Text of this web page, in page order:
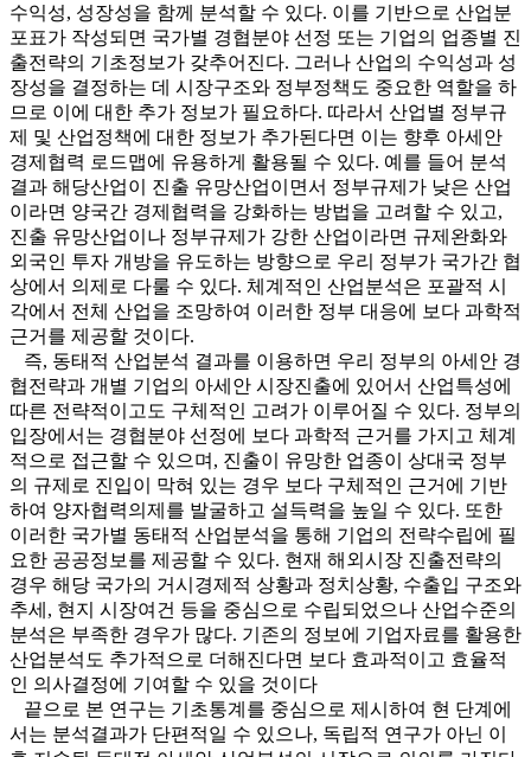
수익성, 성장성을 함께 분석할 수 있다. 이를 기반으로 산업분
포표가 작성되면 국가별 경협분야 선정 또는 기업의 업종별 진
출전략의 기초정보가 갖추어진다. 그러나 산업의 수익성과 성
장성을 결정하는 데 시장구조와 정부정책도 중요한 역할을 하
므로 이에 대한 추가 정보가 필요하다. 따라서 산업별 정부규
제 및 산업정책에 대한 정보가 추가된다면 이는 향후 아세안
경제협력 로드맵에 유용하게 활용될 수 있다. 예를 들어 분석
결과 해당산업이 진출 유망산업이면서 정부규제가 낮은 산업
이라면 양국간 경제협력을 강화하는 방법을 고려할 수 있고,
진출 유망산업이나 정부규제가 강한 산업이라면 규제완화와
외국인 투자 개방을 유도하는 방향으로 우리 정부가 국가간 협
상에서 의제로 다룰 수 있다. 체계적인 산업분석은 포괄적 시
각에서 전체 산업을 조망하여 이러한 정부 대응에 보다 과학적
근거를 제공할 것이다.
즉, 동태적 산업분석 결과를 이용하면 우리 정부의 아세안 경
협전략과 개별 기업의 아세안 시장진출에 있어서 산업특성에
따른 전략적이고도 구체적인 고려가 이루어질 수 있다. 정부의
입장에서는 경협분야 선정에 보다 과학적 근거를 가지고 체계
적으로 접근할 수 있으며, 진출이 유망한 업종이 상대국 정부
의 규제로 진입이 막혀 있는 경우 보다 구체적인 근거에 기반
하여 양자협력의제를 발굴하고 설득력을 높일 수 있다. 또한
이러한 국가별 동태적 산업분석을 통해 기업의 전략수립에 필
요한 공공정보를 제공할 수 있다. 현재 해외시장 진출전략의
경우 해당 국가의 거시경제적 상황과 정치상황, 수출입 구조와
추세, 현지 시장여건 등을 중심으로 수립되었으나 산업수준의
분석은 부족한 경우가 많다. 기존의 정보에 기업자료를 활용한
산업분석도 추가적으로 더해진다면 보다 효과적이고 효율적
인 의사결정에 기여할 수 있을 것이다
끝으로 본 연구는 기초통계를 중심으로 제시하여 현 단계에
서는 분석결과가 단편적일 수 있으나, 독립적 연구가 아닌 이